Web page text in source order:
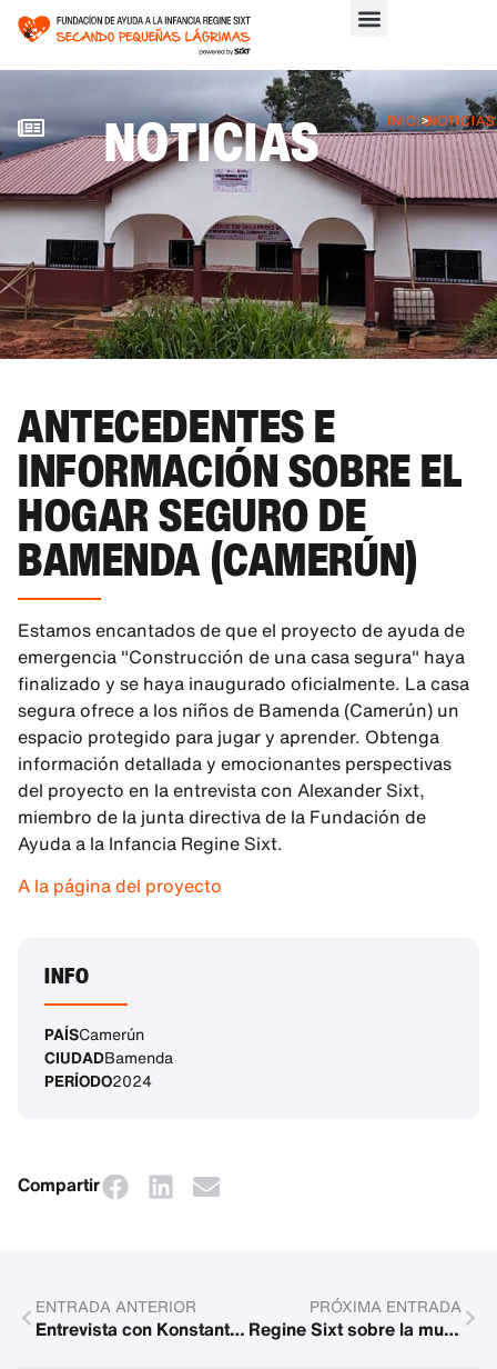
NOTICIAS INICIO
>NOTICIAS
ANTECEDENTES E
INFORMACIÓN SOBRE EL
HOGAR SEGURO DE
BAMENDA (CAMERÚN)
Estamos encantados de que el proyecto de ayuda de
emergencia "Construcción de una casa segura" haya
finalizado y se haya inaugurado oficialmente. La casa
segura ofrece a los niños de Bamenda (Camerún) un
espacio protegido para jugar y aprender. Obtenga
información detallada y emocionantes perspectivas
del proyecto en la entrevista con Alexander Sixt,
miembro de la junta directiva de la Fundación de
Ayuda a la Infancia Regine Sixt.
A la página del proyecto
INFO
PAÍSCamerún
CIUDADBamenda
PERÍODO2024
Compartir
ENTRADA ANTERIOR
Entrevista con Konstantin Sixt
PRÓXIMA ENTRADA
Regine Sixt sobre la muerte de Shai Doron